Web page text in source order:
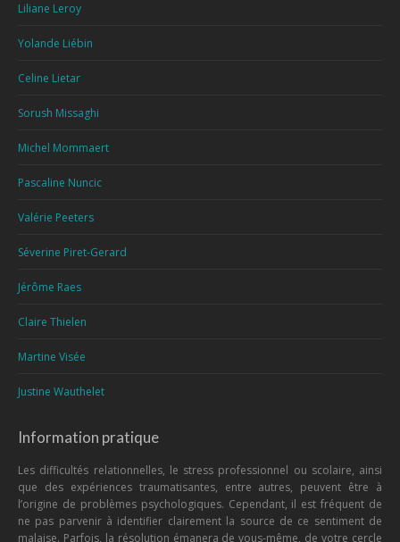
Liliane Leroy
Yolande Liébin
Celine Lietar
Sorush Missaghi
Michel Mommaert
Pascaline Nuncic
Valérie Peeters
Séverine Piret-Gerard
Jérôme Raes
Claire Thielen
Martine Visée
Justine Wauthelet
Information pratique
Les difficultés relationnelles, le stress professionnel ou scolaire, ainsi
que des expériences traumatisantes, entre autres, peuvent être à
l’origine de problèmes psychologiques. Cependant, il est fréquent de
ne pas parvenir à identifier clairement la source de ce sentiment de
malaise. Parfois, la résolution émanera de vous-même, de votre cercle